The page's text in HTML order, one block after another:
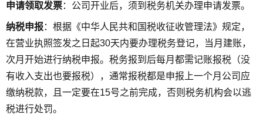
申请领取发票：公司开业后，须到税务机关办理申请发票。
纳税申报：根据《中华人民共和国税收征收管理法》规定，
在营业执照签发之日起30天内要办理税务登记，当月建账，
次月开始进行纳税申报。税务报到后每月都需记账报税（没
有收入支出也要报税），通常报税都是申报上一个月公司应
缴纳税款，且一定要在15号之前完成，否则税务机构会以逃
税进行处罚。